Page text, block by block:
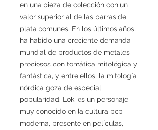
en una pieza de colección con un
valor superior al de las barras de
plata comunes. En los últimos años,
ha habido una creciente demanda
mundial de productos de metales
preciosos con temática mitológica y
fantástica, y entre ellos, la mitología
nórdica goza de especial
popularidad. Loki es un personaje
muy conocido en la cultura pop
moderna, presente en películas,